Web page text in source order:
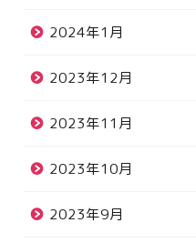
2024年1月
2023年12月
2023年11月
2023年10月
2023年9月